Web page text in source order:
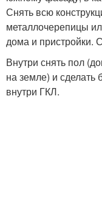
Снять всю
металлочерепицы
дома и пристройки.
Внутри снять пол
на земле) и сделать
внутри ГКЛ.